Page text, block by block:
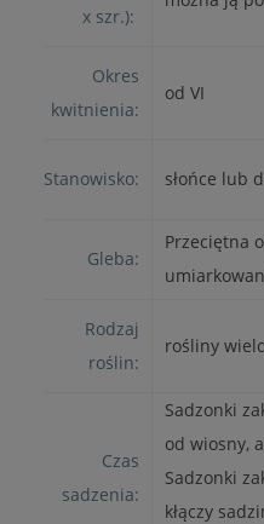
x szr.):
Okres
kwitnienia:
od VI
Stanowisko: słońce lub
Gleba:
Przeciętna
Rodzaj
roślin:
rośliny
Czas
sadzenia:
Sadzonki
od wiosny,
Sadzonki
kłączy